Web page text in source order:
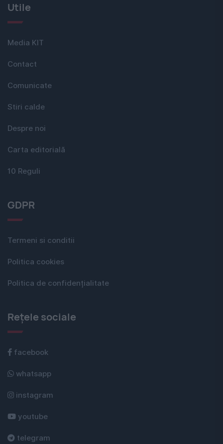
Utile
Media KIT
Contact
Comunicate
Stiri calde
Despre noi
Carta editorială
10 Reguli
GDPR
Termeni si conditii
Politica cookies
Politica de confidențialitate
Rețele sociale
facebook
whatsapp
instagram
youtube
telegram